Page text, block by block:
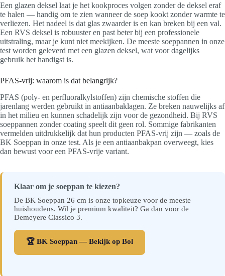
Een glazen deksel laat je het kookproces volgen zonder de deksel eraf
te halen — handig om te zien wanneer de soep kookt zonder warmte te
verliezen. Het nadeel is dat glas zwaarder is en kan breken bij een val.
Een RVS deksel is robuuster en past beter bij een professionele
uitstraling, maar je kunt niet meekijken. De meeste soeppannen in onze
test worden geleverd met een glazen deksel, wat voor dagelijks
gebruik het handigst is.
PFAS-vrij: waarom is dat belangrijk?
PFAS (poly- en perfluoralkylstoffen) zijn chemische stoffen die
jarenlang werden gebruikt in antiaanbaklagen. Ze breken nauwelijks af
in het milieu en kunnen schadelijk zijn voor de gezondheid. Bij RVS
soeppannen zonder coating speelt dit geen rol. Sommige fabrikanten
vermelden uitdrukkelijk dat hun producten PFAS-vrij zijn — zoals de
BK Soeppan in onze test. Als je een antiaanbakpan overweegt, kies
dan bewust voor een PFAS-vrije variant.
Klaar om je soeppan te kiezen?
De BK Soeppan 26 cm is onze topkeuze voor de meeste
huishoudens. Wil je premium kwaliteit? Ga dan voor de
Demeyere Classico 3.
🏆 BK Soeppan — Bekijk op Bol